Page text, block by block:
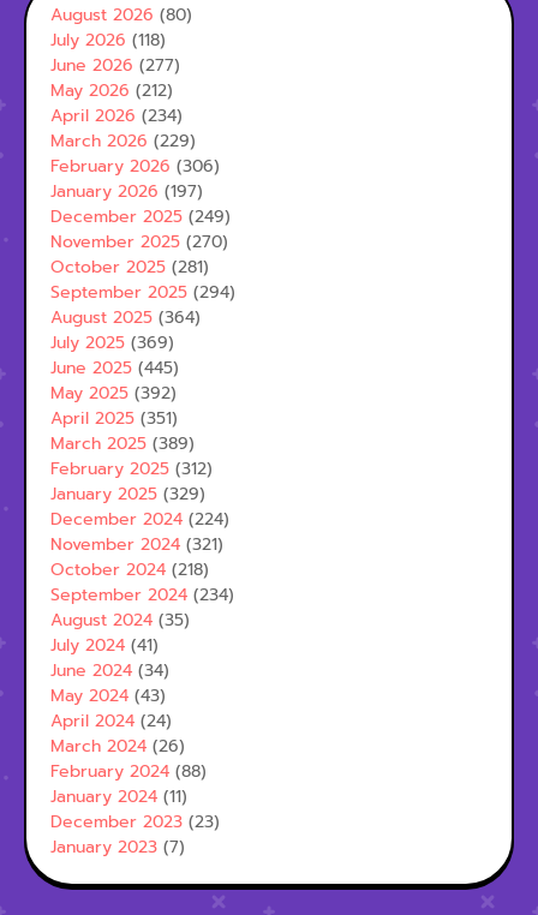
August 2026 (80)
July 2026 (118)
June 2026 (277)
May 2026 (212)
April 2026 (234)
March 2026 (229)
February 2026 (306)
January 2026 (197)
December 2025 (249)
November 2025 (270)
October 2025 (281)
September 2025 (294)
August 2025 (364)
July 2025 (369)
June 2025 (445)
May 2025 (392)
April 2025 (351)
March 2025 (389)
February 2025 (312)
January 2025 (329)
December 2024 (224)
November 2024 (321)
October 2024 (218)
September 2024 (234)
August 2024 (35)
July 2024 (41)
June 2024 (34)
May 2024 (43)
April 2024 (24)
March 2024 (26)
February 2024 (88)
January 2024 (11)
December 2023 (23)
January 2023 (7)